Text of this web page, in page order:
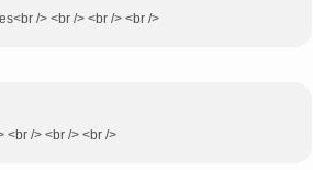
/> <br /> <br /> <br />
<br /> <br /> <br />